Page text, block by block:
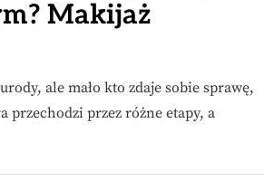
Makijaż
ale mało kto zdaje sobie sprawę,
przechodzi przez różne etapy, a